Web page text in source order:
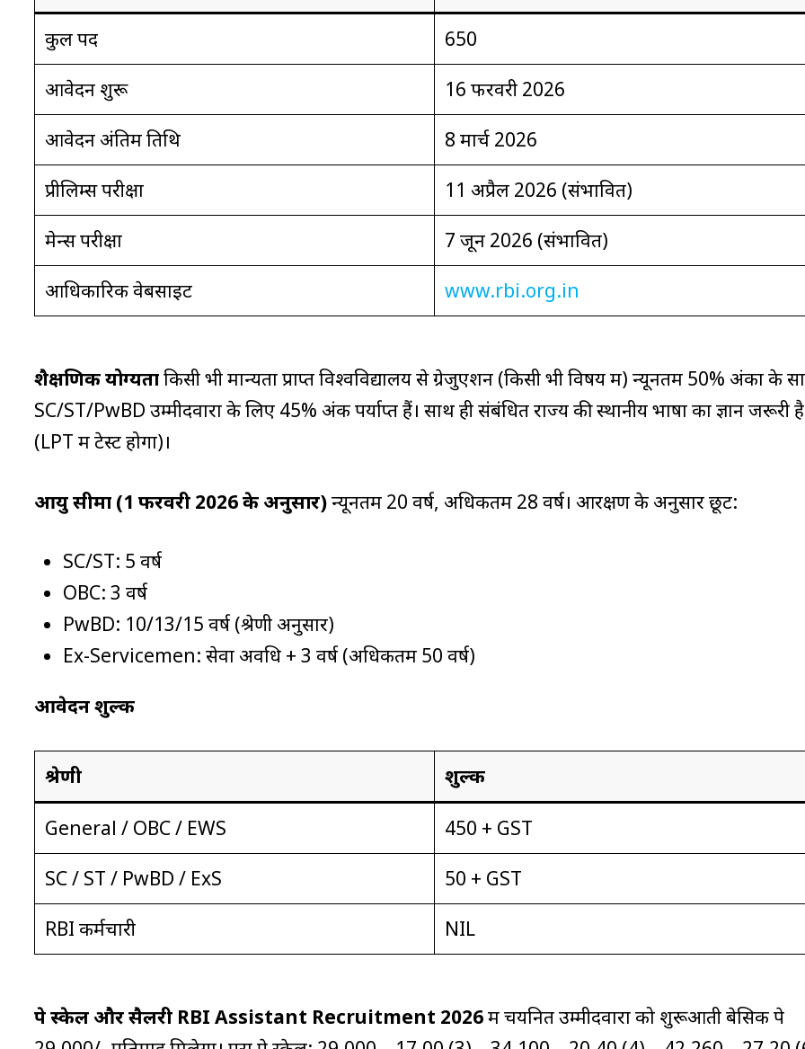
कुल पद
650
आवेदन शुरू
16 फरवरी 2026
आवेदन अंतिम तिथि
8 मार्च 2026
प्रीलिम्स परीक्षा
11 अप्रैल 2026 (संभावित)
मेन्स परीक्षा
7 जून 2026 (संभावित)
आधिकारिक वेबसाइट
www.rbi.org.in
शैक्षणिक योग्यताकिसी भी मान्यता प्राप्त विश्वविद्यालय से ग्रेजुएशन (किसी भी विषय में) न्यूनतम 50% अंकों के
SC/ST/PwBD उम्मीदवारों के लिए 45% अंक पर्याप्त हैं। साथ ही संबंधित राज्य की स्थानीय भाषा का ज्ञान जरूरी है
(LPT में टेस्ट होगा)।
आयु सीमा (1 फरवरी 2026 के अनुसार)न्यूनतम 20 वर्ष, अधिकतम 28 वर्ष। आरक्षण के अनुसार छूट:
SC/ST: 5 वर्ष
OBC: 3 वर्ष
PwBD: 10/13/15 वर्ष (श्रेणी अनुसार)
Ex-Servicemen: सेवा अवधि + 3 वर्ष (अधिकतम 50 वर्ष)
आवेदन शुल्क
श्रेणी शुल्क
General / OBC / EWS
₹450 + GST
SC / ST / PwBD / ExS
₹50 + GST
RBI कर्मचारी
NIL
पे स्केल और सैलरी RBI Assistant Recruitment 2026में चयनित उम्मीदवारों को शुरूआती बेसिक पे